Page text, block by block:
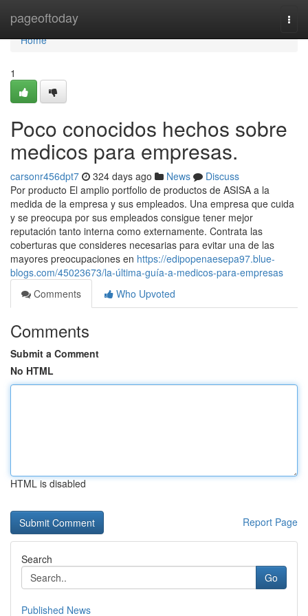
pageoftoday
Home
Home
1
Poco conocidos hechos sobre
medicos para empresas.
carsonr456dpt7 324 days ago News
Discuss
Por producto El amplio portfolio de productos de ASISA a la
medida de la empresa y sus empleados. Una empresa que cuida
y se preocupa por sus empleados consigue tener mejor
reputación tanto interna como externamente. Contrata las
coberturas que consideres necesarias para evitar una de las
mayores preocupaciones en https://edipopenaesepa97.blue-
blogs.com/45023673/la-última-guía-a-medicos-para-empresas
Comments
Who Upvoted
Comments
Submit a Comment
No HTML
HTML is disabled
Report Page
Search
Go
Published News